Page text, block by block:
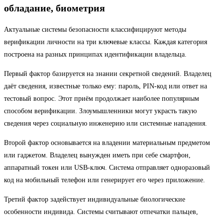
обладание, биометрия
Актуальные системы безопасности классифицируют методы
верификации личности на три ключевые классы. Каждая категория
построена на разных принципах идентификации владельца.
Первый фактор базируется на знании секретной сведений. Владелец
даёт сведения, известные только ему: пароль, PIN-код или ответ на
тестовый вопрос. Этот приём продолжает наиболее популярным
способом верификации. Злоумышленники могут украсть такую
сведения через социальную инженерию или системные нападения.
Второй фактор основывается на владении материальным предметом
или гаджетом. Владелец вынужден иметь при себе смартфон,
аппаратный токен или USB-ключ. Система отправляет одноразовый
код на мобильный телефон или генерирует его через приложение.
Третий фактор задействует индивидуальные биологические
особенности индивида. Системы считывают отпечатки пальцев,